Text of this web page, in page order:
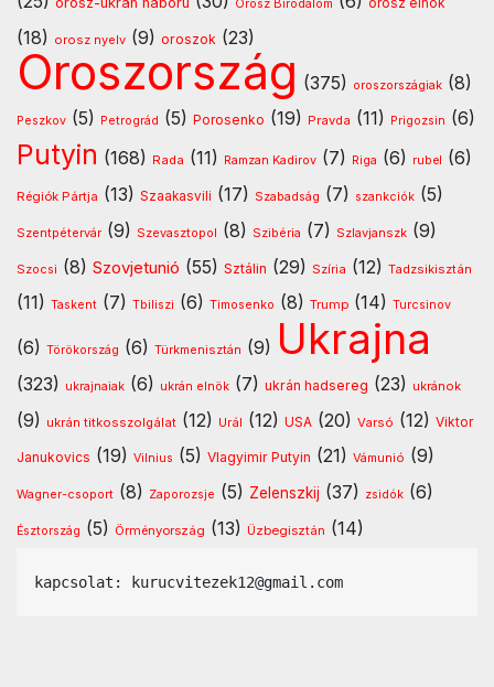
Orosz Birodalom orosz elnök
(18) orosz nyelv (9) oroszok (23)
Oroszország (375) oroszországiak (8)
Peszkov (5) Petrográd (5) Porosenko (19) Pravda (11) Prigozsin (6)
Putyin (168) Rada (11) Ramzan Kadirov (7) Riga (6) rubel (6)
Régiók Pártja (13) Szaakasvili (17) Szabadság (7) szankciók (5)
Szentpétervár (9) Szevasztopol (8) Szibéria (7) Szlavjanszk (9)
Szocsi (8) Szovjetunió (55) Sztálin (29) Szíria (12) Tadzsikisztán
(11) Taskent (7) Tbiliszi (6) Timosenko (8) Trump (14) Turcsinov
(6) Törökország (6) Türkmenisztán (9) Ukrajna
(323) ukrajnaiak (6) ukrán elnök (7) ukrán hadsereg (23) ukránok
(9) ukrán titkosszolgálat (12) Urál (12) USA (20) Varsó (12) Viktor
Janukovics (19) Vilnius (5) Vlagyimir Putyin (21) Vámunió (9)
Wagner-csoport (8) Zaporozsje (5) Zelenszkij (37) zsidók (6)
Észtország (5) Örményország (13) Üzbegisztán (14)
kapcsolat: kurucvitezek12@gmail.com